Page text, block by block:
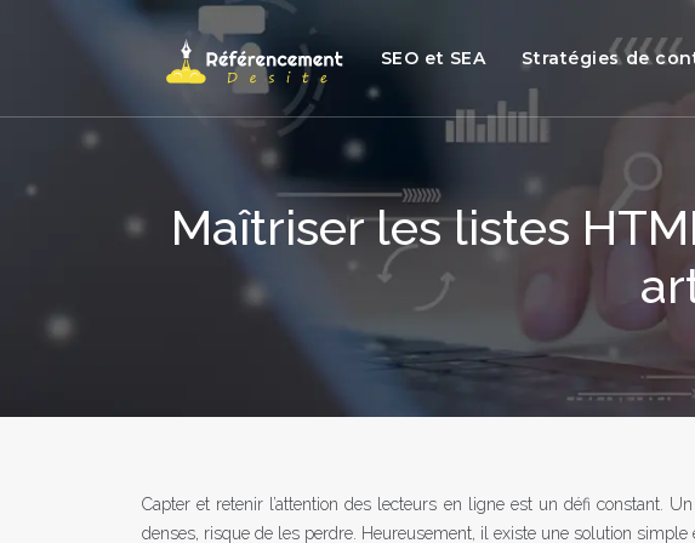
SEO et SEA Stratégies de
Maîtriser les listes
Capter et retenir l’attention des lecteurs en ligne est un défi constant.
denses, risque de les perdre. Heureusement, il existe une solution simple